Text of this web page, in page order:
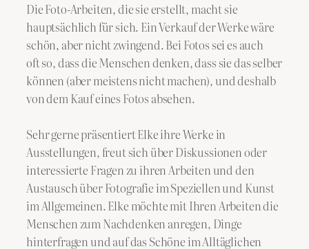
Die Foto-Arbeiten, die sie erstellt, macht sie
hauptsächlich für sich. Ein Verkauf der Werke wäre
schön, aber nicht zwingend. Bei Fotos sei es auch
oft so, dass die Menschen denken, dass sie das selber
können (aber meistens nicht machen), und deshalb
von dem Kauf eines Fotos absehen.
Sehr gerne präsentiert Elke ihre Werke in
Ausstellungen, freut sich über Diskussionen oder
interessierte Fragen zu ihren Arbeiten und den
Austausch über Fotografie im Speziellen und Kunst
im Allgemeinen. Elke möchte mit Ihren Arbeiten die
Menschen zum Nachdenken anregen, Dinge
hinterfragen und auf das Schöne im Alltäglichen